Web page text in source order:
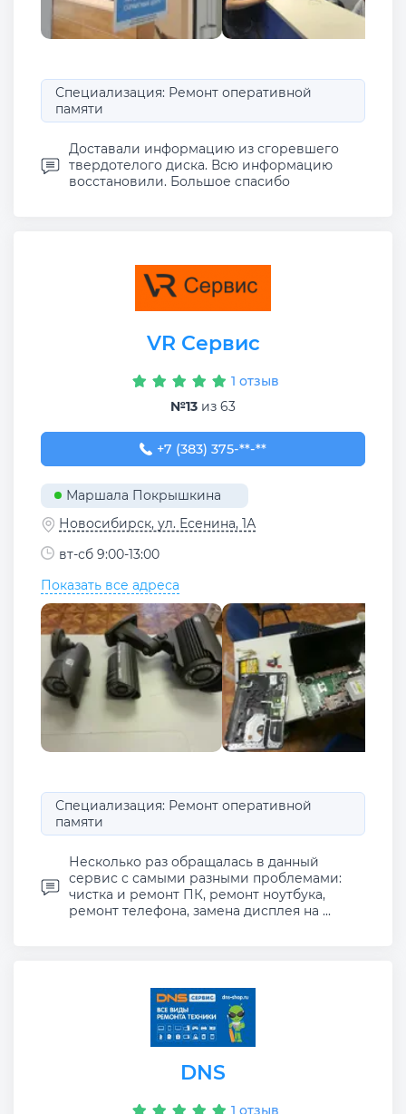
Специализация: Ремонт оперативной
памяти
Доставали информацию из сгоревшего
твердотелого диска. Всю информацию
восстановили. Большое спасибо
VR Сервис
1 отзыв
№13 из 63
+7 (383) 375-47-11
+7 (383) 375-**-**
Маршала Покрышкина
Новосибирск, ул. Есенина, 1А
вт-сб 9:00-13:00
Показать все адреса
Специализация: Ремонт оперативной
памяти
Несколько раз обращалась в данный
сервис с самыми разными проблемами:
чистка и ремонт ПК, ремонт ноутбука,
ремонт телефона, замена дисплея на ...
DNS
1 отзыв